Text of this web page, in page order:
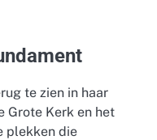
te zien in haar
Grote Kerk en het
plekken die